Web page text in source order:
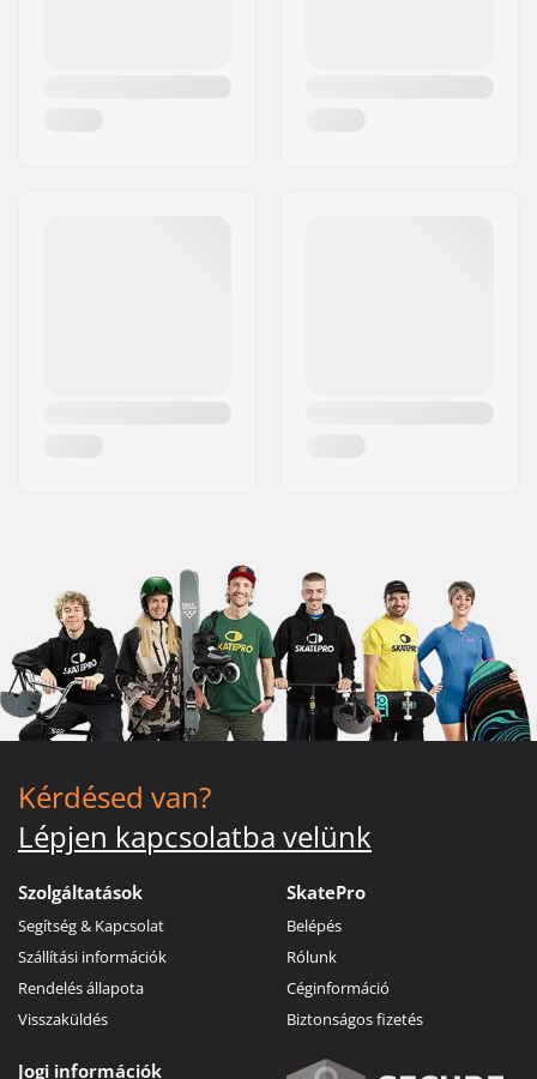
Kérdésed van?
Lépjen kapcsolatba velünk
Szolgáltatások
Segítség & Kapcsolat
Szállítási információk
Rendelés állapota
Visszaküldés
SkatePro
Belépés
Rólunk
Céginformáció
Biztonságos fizetés
Jogi információk